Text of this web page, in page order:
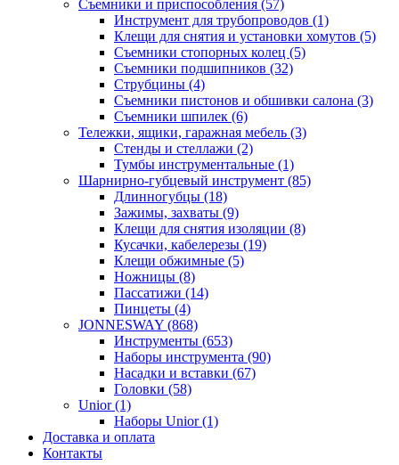
Съемники и приспособления (57)
Инструмент для трубопроводов (1)
Клещи для снятия и установки хомутов (5)
Съемники стопорных колец (5)
Съемники подшипников (32)
Струбцины (4)
Съемники пистонов и обшивки салона (3)
Съемники шпилек (6)
Тележки, ящики, гаражная мебель (3)
Cтенды и стеллажи (2)
Тумбы инструментальные (1)
Шарнирно-губцевый инструмент (85)
Длинногубцы (18)
Зажимы, захваты (9)
Клещи для снятия изоляции (8)
Кусачки, кабелерезы (19)
Клещи обжимные (5)
Ножницы (8)
Пассатижи (14)
Пинцеты (4)
JONNESWAY (868)
Инструменты (653)
Наборы инструмента (90)
Насадки и вставки (67)
Головки (58)
Unior (1)
Наборы Unior (1)
Доставка и оплата
Контакты